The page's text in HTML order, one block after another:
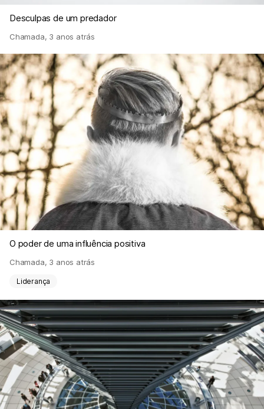
Desculpas de um predador
Chamada, 3 anos atrás
O poder de uma influência positiva
Chamada, 3 anos atrás
Liderança